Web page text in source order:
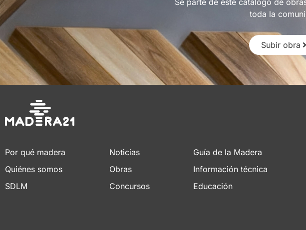
toda la
Subir obra
Por qué madera
Quiénes somos
SDLM
Noticias
Obras
Concursos
Guía de la Madera
Información técnica
Educación